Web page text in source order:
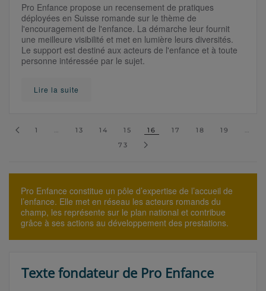
Pro Enfance propose un recensement de pratiques
déployées en Suisse romande sur le thème de
l'encouragement de l'enfance. La démarche leur fournit
une meilleure visibilité et met en lumière leurs diversités.
Le support est destiné aux acteurs de l'enfance et à toute
personne intéressée par le sujet.
Lire la suite
1 13 14 15 16 17 18 19
73
Pro Enfance constitue un pôle d’expertise de l’accueil de
l’enfance. Elle met en réseau les acteurs romands du
champ, les représente sur le plan national et contribue
grâce à ses actions au développement des prestations.
Texte fondateur de Pro Enfance